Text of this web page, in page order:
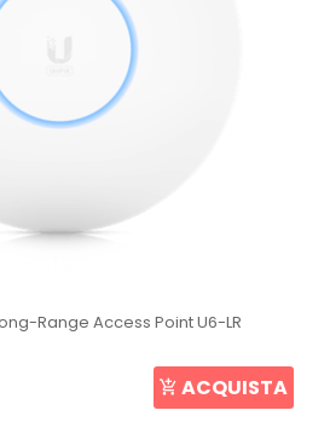
Range Access Point U6-LR
ACQUISTA